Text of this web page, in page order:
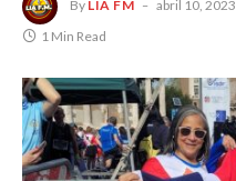
By LIA FM abril 10, 2023
1 Min Read